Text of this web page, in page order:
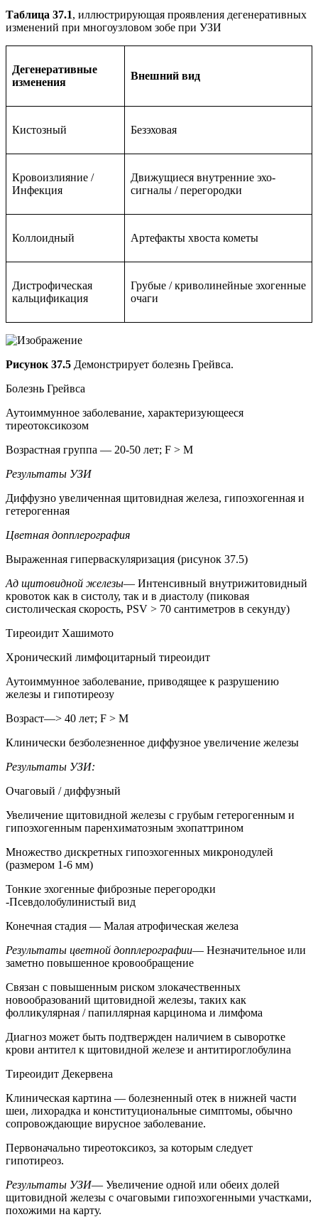
Таблица 37.1, иллюстрирующая проявления дегенеративных
изменений при многоузловом зобе при УЗИ
Дегенеративные
изменения
Внешний вид
Кистозный Безэховая
Кровоизлияние /
Инфекция
Движущиеся внутренние эхо-
сигналы / перегородки
Коллоидный Артефакты хвоста кометы
Дистрофическая
кальцификация
Грубые / криволинейные эхогенные
очаги
Рисунок 37.5 Демонстрирует болезнь Грейвса.
Болезнь Грейвса
Аутоиммунное заболевание, характеризующееся
тиреотоксикозом
Возрастная группа — 20-50 лет; F > M
Результаты УЗИ
Диффузно увеличенная щитовидная железа, гипоэхогенная и
гетерогенная
Цветная допплерография
Выраженная гиперваскуляризация (рисунок 37.5)
Ад щитовидной железы— Интенсивный внутрижитовидный
кровоток как в систолу, так и в диастолу (пиковая
систолическая скорость, PSV > 70 сантиметров в секунду)
Тиреоидит Хашимото
Хронический лимфоцитарный тиреоидит
Аутоиммунное заболевание, приводящее к разрушению
железы и гипотиреозу
Возраст—> 40 лет; F > M
Клинически безболезненное диффузное увеличение железы
Результаты УЗИ:
Очаговый / диффузный
Увеличение щитовидной железы с грубым гетерогенным и
гипоэхогенным паренхиматозным эхопаттрином
Множество дискретных гипоэхогенных микронодулей
(размером 1-6 мм)
Тонкие эхогенные фиброзные перегородки
-Псевдолобулинистый вид
Конечная стадия — Малая атрофическая железа
Результаты цветной допплерографии— Незначительное или
заметно повышенное кровообращение
Связан с повышенным риском злокачественных
новообразований щитовидной железы, таких как
фолликулярная / папиллярная карцинома и лимфома
Диагноз может быть подтвержден наличием в сыворотке
крови антител к щитовидной железе и антитироглобулина
Тиреоидит Декервена
Клиническая картина — болезненный отек в нижней части
шеи, лихорадка и конституциональные симптомы, обычно
сопровождающие вирусное заболевание.
Первоначально тиреотоксикоз, за которым следует
гипотиреоз.
Результаты УЗИ— Увеличение одной или обеих долей
щитовидной железы с очаговыми гипоэхогенными участками,
похожими на карту.